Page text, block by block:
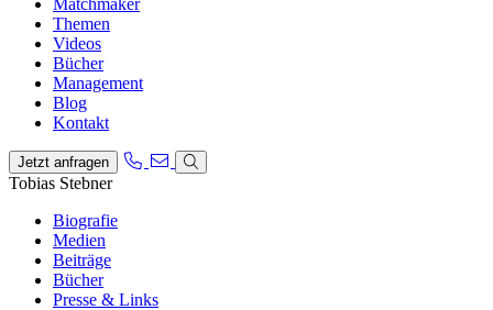
Matchmaker
Themen
Videos
Bücher
Management
Blog
Kontakt
Jetzt anfragen
Tobias Stebner
Biografie
Medien
Beiträge
Bücher
Presse & Links